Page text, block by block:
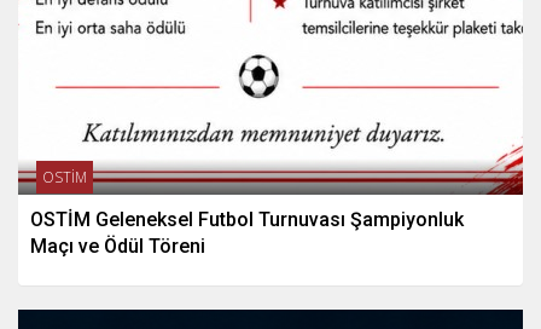
OSTİM
OSTİM Geleneksel Futbol Turnuvası Şampiyonluk
Maçı ve Ödül Töreni